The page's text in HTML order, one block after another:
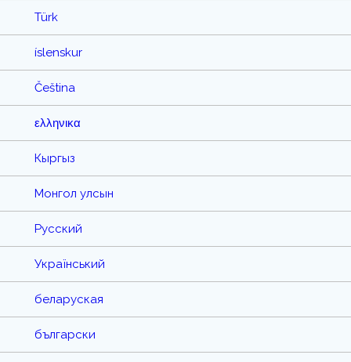
Türk
íslenskur
Čeština
ελληνικα
Кыргыз
Монгол улсын
Русский
Український
беларуская
български